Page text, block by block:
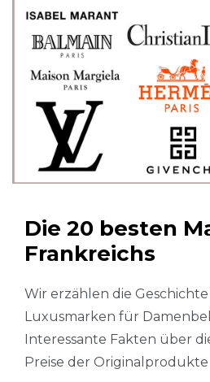
Die 20 besten
Frankreichs
Wir erzählen die
Luxusmarken für
Interessante Fakten über
Preise der Originalprodukte